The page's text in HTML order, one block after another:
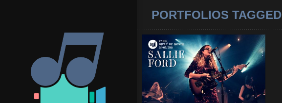
PORTFOLIOS TAGGED
SALLIE FORD // LE DIVAN
DU MONDE
-LE DIVAN DU MONDE
LES FEMMES S'EN MÊLENT
-
SALLIE FORD